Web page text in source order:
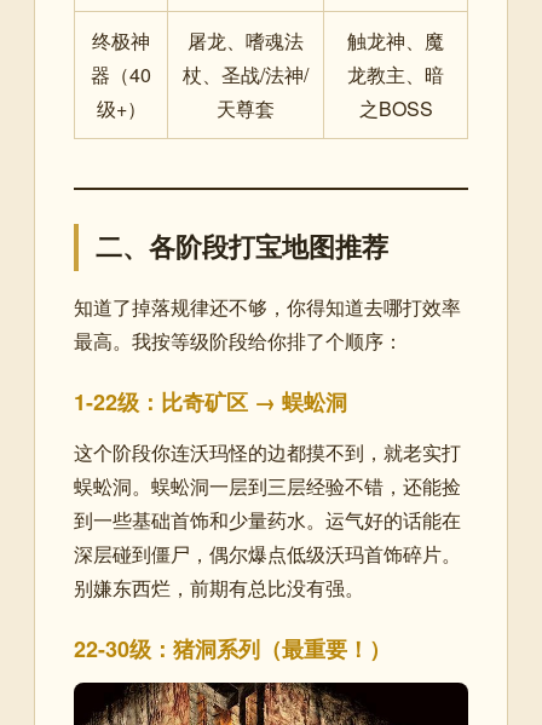
终极神
器（40
级+）
屠龙、嗜魂法
杖、圣战/法神/
天尊套
触龙神、魔
龙教主、暗
之BOSS
二、各阶段打宝地图推荐
知道了掉落规律还不够，你得知道去哪打效率
最高。我按等级阶段给你排了个顺序：
1-22级：比奇矿区 → 蜈蚣洞
这个阶段你连沃玛怪的边都摸不到，就老实打
蜈蚣洞。蜈蚣洞一层到三层经验不错，还能捡
到一些基础首饰和少量药水。运气好的话能在
深层碰到僵尸，偶尔爆点低级沃玛首饰碎片。
别嫌东西烂，前期有总比没有强。
22-30级：猪洞系列（最重要！）